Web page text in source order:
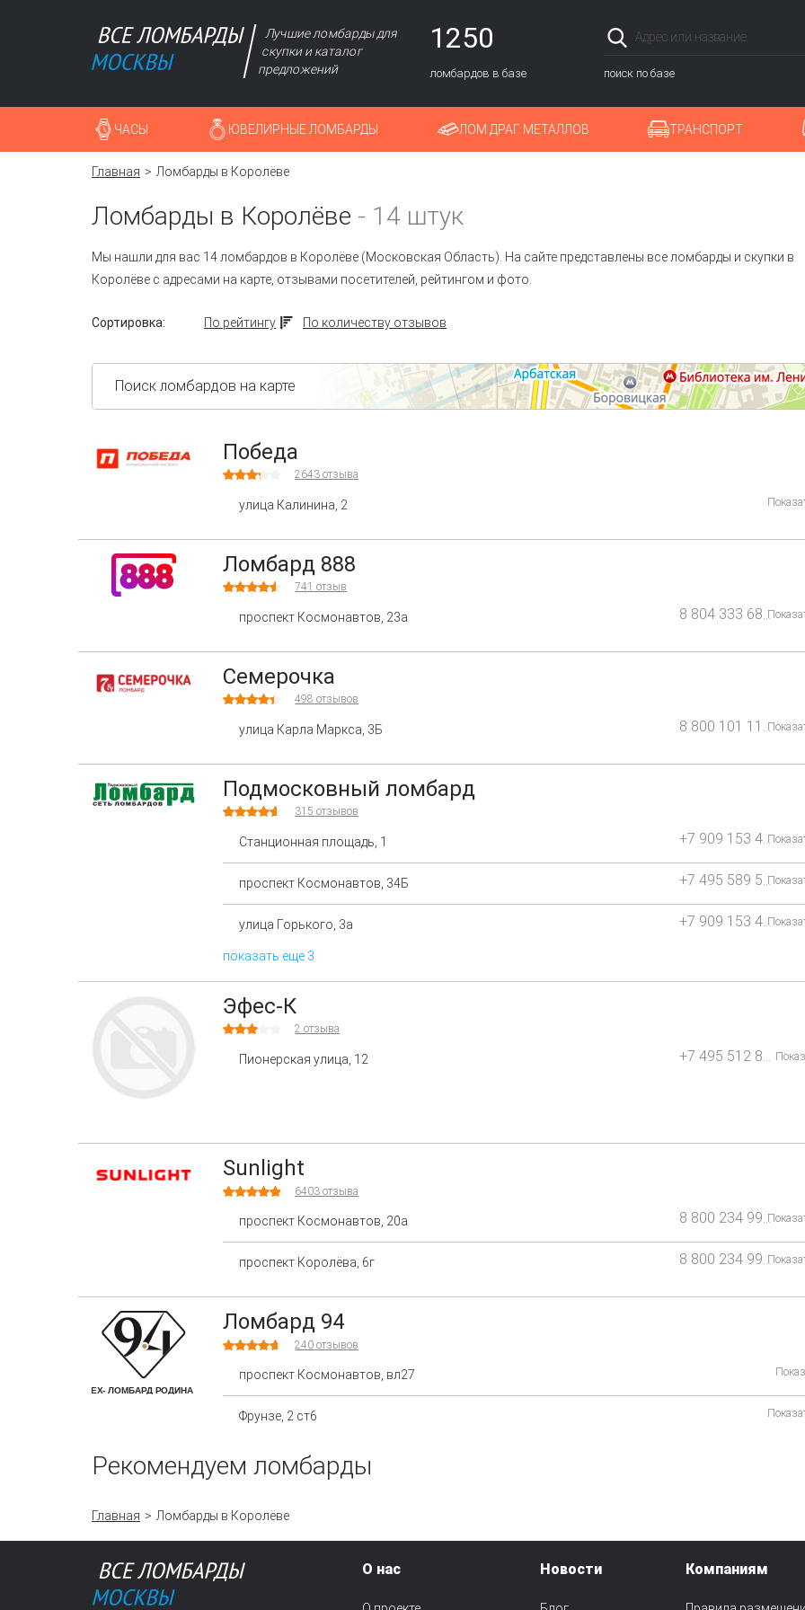
Лучшие ломбарды для
скупки и каталог
предложений
1250
ломбардов в базе поиск по базе
ЧАСЫ ЮВЕЛИРНЫЕ ЛОМБАРДЫ ЛОМ ДРАГ. МЕТАЛЛОВ ТРАНСПОРТ
Главная Ломбарды в Королёве
Ломбарды в Королёве - 14 штук
Мы нашли для вас 14 ломбардов в Королёве (Московская Область). На сайте представлены все ломбарды и скупки в
Королёве с адресами на карте, отзывами посетителей, рейтингом и фото.
Сортировка: По рейтингу По количеству отзывов
Поиск ломбардов на карте
Победа
2643 отзыва
улица Калинина, 2
Ломбард 888
741 отзыв
проспект Космонавтов, 23а 8 804 333 68 88
Семерочка
498 отзывов
улица Карла Маркса, 3Б 8 800 101 11 70
Подмосковный ломбард
315 отзывов
Станционная площадь, 1 +7 909 153 42 06
проспект Космонавтов, 34Б +7 495 589 57 87
улица Горького, 3а +7 909 153 42 06
показать еще 3
Эфес-К
2 отзыва
Пионерская улица, 12 +7 495 512 80 21
Sunlight
6403 отзыва
проспект Космонавтов, 20а 8 800 234 99 99
проспект Королёва, 6г 8 800 234 99 99
Ломбард 94
240 отзывов
проспект Космонавтов, вл27
Фрунзе, 2 ст6
Рекомендуем ломбарды
Главная Ломбарды в Королёве
О нас Новости Компаниям